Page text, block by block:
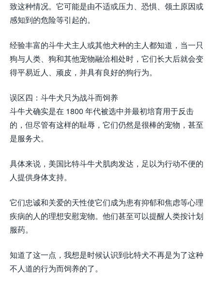
致这种情况。它可能是由不适或压力、恐惧、领土原因或
感知到的危险等引起的。
经验丰富的斗牛犬主人或其他犬种的主人都知道，当一只
狗与人类、狗和其他宠物融洽相处时，它们长大后就会变
得平易近人、顽皮，并具有良好的狗行为。
误区四：斗牛犬只为战斗而饲养
斗牛犬确实是在 1800 年代被选中并最初培育用于反击
的，但尽管有这样的耻辱，它们仍然是很棒的宠物，甚至
是服务犬。
具体来说，美国比特斗牛犬肌肉发达，足以为行动不便的
人提供身体支持。
它们忠诚和关爱的天性使它们成为患有抑郁和焦虑等心理
疾病的人的理想安慰宠物。他们甚至可以提醒人类按计划
服药。
知道了这一点，我想是时候认识到比特犬不再是为了这种
不人道的行为而饲养的了。